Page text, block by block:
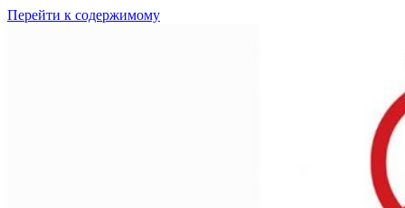
Перейти к содержимому